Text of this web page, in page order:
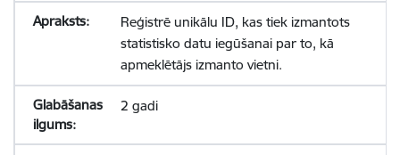
Reģistrē unikālu ID, kas tiek izmantots
statistisko datu iegūšanai par to, kā
apmeklētājs izmanto vietni.
2 gadi